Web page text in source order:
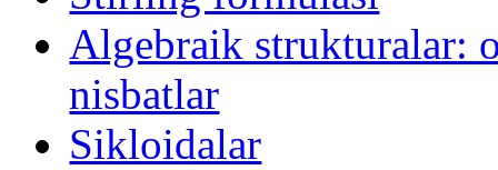
Algebraik strukturalar:
nisbatlar
Sikloidalar